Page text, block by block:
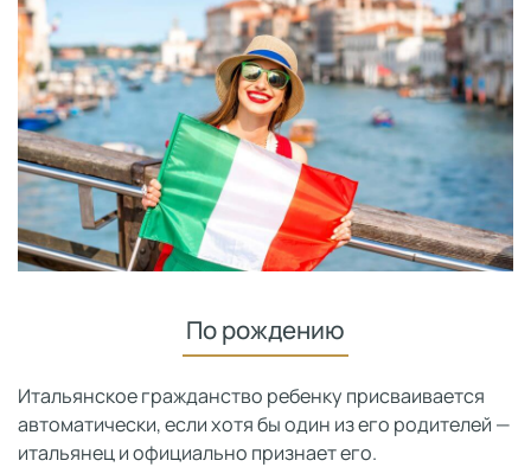
По рождению
Итальянское гражданство ребенку присваивается
автоматически, если хотя бы один из его родителей —
итальянец и официально признает его.